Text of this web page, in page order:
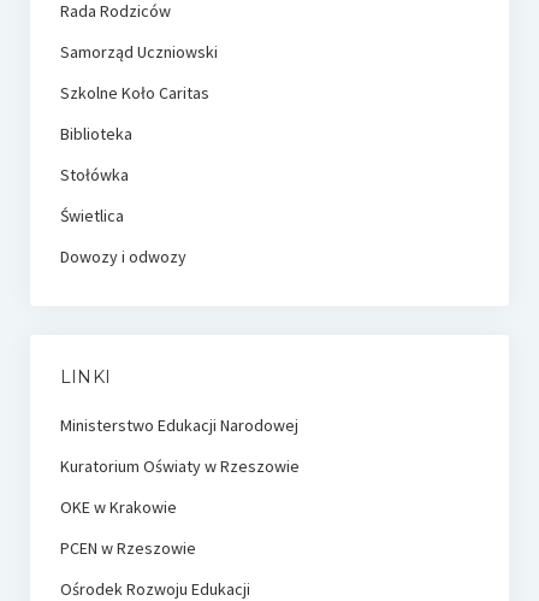
Rada Rodziców
Samorząd Uczniowski
Szkolne Koło Caritas
Biblioteka
Stołówka
Świetlica
Dowozy i odwozy
LINKI
Ministerstwo Edukacji Narodowej
Kuratorium Oświaty w Rzeszowie
OKE w Krakowie
PCEN w Rzeszowie
Ośrodek Rozwoju Edukacji